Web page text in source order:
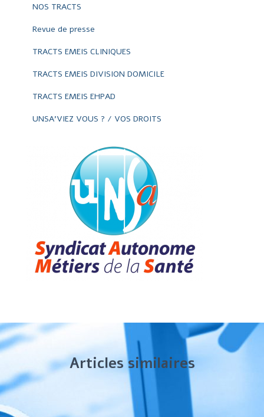
NOS TRACTS
Revue de presse
TRACTS EMEIS CLINIQUES
TRACTS EMEIS DIVISION DOMICILE
TRACTS EMEIS EHPAD
UNSA'VIEZ VOUS ? / VOS DROITS
Articles similaires